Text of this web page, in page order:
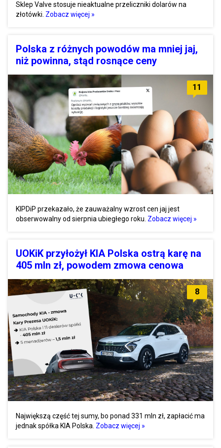
Sklep Valve stosuje nieaktualne przeliczniki dolarów na
złotówki. Zobacz więcej »
Polska z różnych powodów ma mniej jaj,
niż powinna, stąd rosnące ceny
11
KIPDiP przekazało, że zauważalny wzrost cen jaj jest
obserwowalny od sierpnia ubiegłego roku. Zobacz więcej »
UOKiK przyłożył KIA Polska ostrą karę na
405 mln zł, powodem zmowa cenowa
8
Największą część tej sumy, bo ponad 331 mln zł, zapłacić ma
jednak spółka KIA Polska. Zobacz więcej »